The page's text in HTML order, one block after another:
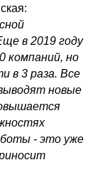
в 2019 году
компаний, но
в 3 раза. Все
новые
- это уже